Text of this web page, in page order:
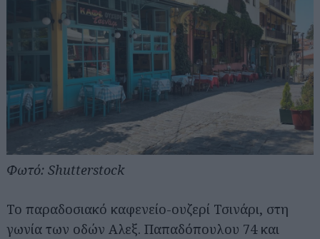
Φωτό: Shutterstock
Το παραδοσιακό καφενείο-ουζερί Τσινάρι, στη
γωνία των οδών Αλεξ. Παπαδόπουλου 74 και